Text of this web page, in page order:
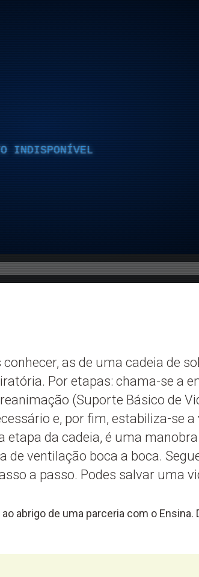
INDISPONÍVEL
as de uma cadeia de
Por etapas: chama-se a
(Suporte Básico de
e, por fim, estabiliza-se a
etapa da cadeia, é uma
de ventilação boca a boca.
a passo. Podes salvar uma
abrigo de uma parceria com o Ensina.